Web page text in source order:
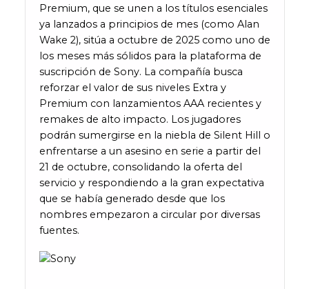
Premium, que se unen a los títulos esenciales
ya lanzados a principios de mes (como Alan
Wake 2), sitúa a octubre de 2025 como uno de
los meses más sólidos para la plataforma de
suscripción de Sony. La compañía busca
reforzar el valor de sus niveles Extra y
Premium con lanzamientos AAA recientes y
remakes de alto impacto. Los jugadores
podrán sumergirse en la niebla de Silent Hill o
enfrentarse a un asesino en serie a partir del
21 de octubre, consolidando la oferta del
servicio y respondiendo a la gran expectativa
que se había generado desde que los
nombres empezaron a circular por diversas
fuentes.